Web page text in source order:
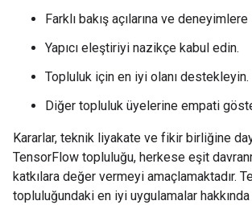
Farklı bakış açılarına ve deneyimlere
Yapıcı eleştiriyi nazikçe kabul edin.
Topluluk için en iyi olanı destekleyin.
Diğer topluluk üyelerine empati
Kararlar, teknik liyakate ve fikir birliğine
TensorFlow topluluğu, herkese eşit
katkılara değer vermeyi amaçlamaktadır.
topluluğundaki en iyi uygulamalar